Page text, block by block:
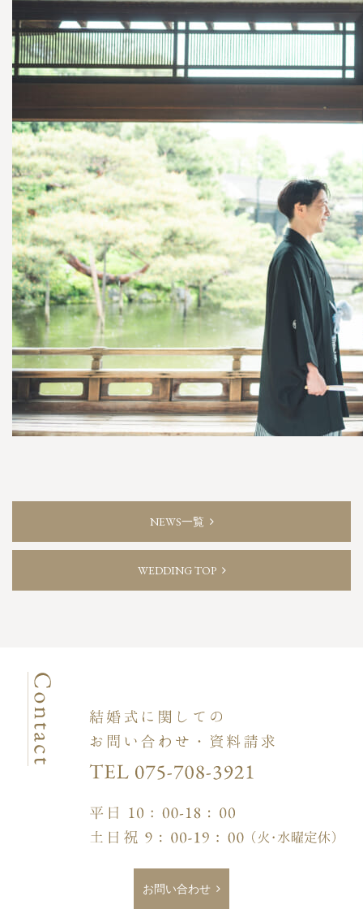
NEWS一覧
WEDDING TOP
お問い合わせ